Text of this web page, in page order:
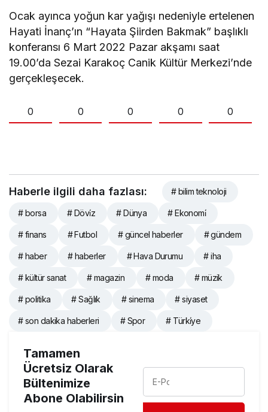
Ocak ayınca yoğun kar yağışı nedeniyle ertelenen
Hayati İnanç’ın “Hayata Şiirden Bakmak” başlıklı
konferansı 6 Mart 2022 Pazar akşamı saat
19.00’da Sezai Karakoç Canik Kültür Merkezi’nde
gerçekleşecek.
0 0 0 0 0
Haberle ilgili daha fazlası: # bilim teknoloji
# borsa # Dövi̇z # Dünya # Ekonomi̇
# finans # Futbol # güncel haberler # gündem
# haber # haberler # Hava Durumu # iha
# kültür sanat # magazin # moda # müzik
# politika # Sağlık # sinema # siyaset
# son dakika haberleri # Spor # Türki̇ye
Tamamen
Ücretsiz Olarak
Bültenimize
Abone Olabilirsin